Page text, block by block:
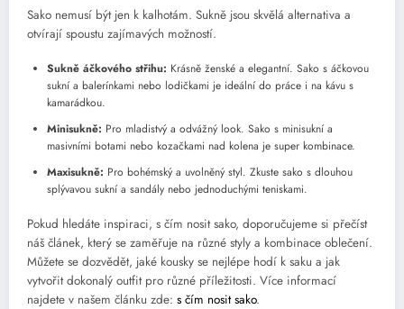
Sako nemusí být jen k kalhotám. Sukně jsou skvělá alternativa a
otvírají spoustu zajímavých možností.
Sukně áčkového střihu: Krásně ženské a elegantní. Sako s áčkovou
sukní a balerínkami nebo lodičkami je ideální do práce i na kávu s
kamarádkou.
Minisukně: Pro mladistvý a odvážný look. Sako s minisukní a
masivními botami nebo kozačkami nad kolena je super kombinace.
Maxisukně: Pro bohémský a uvolněný styl. Zkuste sako s dlouhou
splývavou sukní a sandály nebo jednoduchými teniskami.
Pokud hledáte inspiraci, s čím nosit sako, doporučujeme si přečíst
náš článek, který se zaměřuje na různé styly a kombinace oblečení.
Můžete se dozvědět, jaké kousky se nejlépe hodí k saku a jak
vytvořit dokonalý outfit pro různé příležitosti. Více informací
najdete v našem článku zde: s čím nosit sako.